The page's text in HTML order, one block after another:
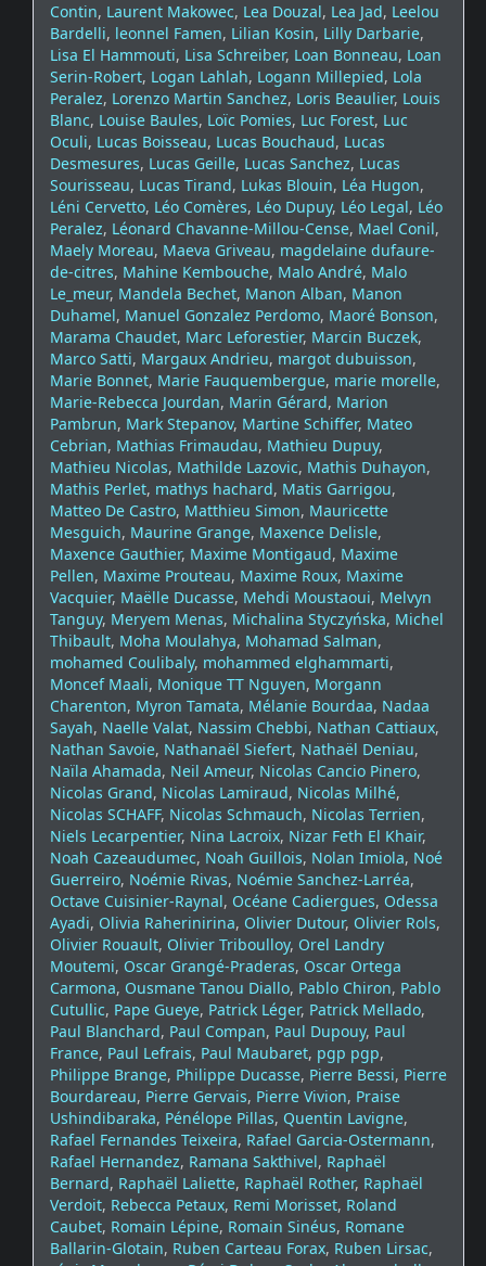
Contin, Laurent Makowec, Lea Douzal, Lea Jad, Leelou
Bardelli, leonnel Famen, Lilian Kosin, Lilly Darbarie,
Lisa El Hammouti, Lisa Schreiber, Loan Bonneau, Loan
Serin-Robert, Logan Lahlah, Logann Millepied, Lola
Peralez, Lorenzo Martin Sanchez, Loris Beaulier, Louis
Blanc, Louise Baules, Loïc Pomies, Luc Forest, Luc
Oculi, Lucas Boisseau, Lucas Bouchaud, Lucas
Desmesures, Lucas Geille, Lucas Sanchez, Lucas
Sourisseau, Lucas Tirand, Lukas Blouin, Léa Hugon,
Léni Cervetto, Léo Comères, Léo Dupuy, Léo Legal, Léo
Peralez, Léonard Chavanne-Millou-Cense, Mael Conil,
Maely Moreau, Maeva Griveau, magdelaine dufaure-
de-citres, Mahine Kembouche, Malo André, Malo
Le_meur, Mandela Bechet, Manon Alban, Manon
Duhamel, Manuel Gonzalez Perdomo, Maoré Bonson,
Marama Chaudet, Marc Leforestier, Marcin Buczek,
Marco Satti, Margaux Andrieu, margot dubuisson,
Marie Bonnet, Marie Fauquembergue, marie morelle,
Marie-Rebecca Jourdan, Marin Gérard, Marion
Pambrun, Mark Stepanov, Martine Schiffer, Mateo
Cebrian, Mathias Frimaudau, Mathieu Dupuy,
Mathieu Nicolas, Mathilde Lazovic, Mathis Duhayon,
Mathis Perlet, mathys hachard, Matis Garrigou,
Matteo De Castro, Matthieu Simon, Mauricette
Mesguich, Maurine Grange, Maxence Delisle,
Maxence Gauthier, Maxime Montigaud, Maxime
Pellen, Maxime Prouteau, Maxime Roux, Maxime
Vacquier, Maëlle Ducasse, Mehdi Moustaoui, Melvyn
Tanguy, Meryem Menas, Michalina Styczyńska, Michel
Thibault, Moha Moulahya, Mohamad Salman,
mohamed Coulibaly, mohammed elghammarti,
Moncef Maali, Monique TT Nguyen, Morgann
Charenton, Myron Tamata, Mélanie Bourdaa, Nadaa
Sayah, Naelle Valat, Nassim Chebbi, Nathan Cattiaux,
Nathan Savoie, Nathanaël Siefert, Nathaël Deniau,
Naïla Ahamada, Neil Ameur, Nicolas Cancio Pinero,
Nicolas Grand, Nicolas Lamiraud, Nicolas Milhé,
Nicolas SCHAFF, Nicolas Schmauch, Nicolas Terrien,
Niels Lecarpentier, Nina Lacroix, Nizar Feth El Khair,
Noah Cazeaudumec, Noah Guillois, Nolan Imiola, Noé
Guerreiro, Noémie Rivas, Noémie Sanchez-Larréa,
Octave Cuisinier‑Raynal, Océane Cadiergues, Odessa
Ayadi, Olivia Raherinirina, Olivier Dutour, Olivier Rols,
Olivier Rouault, Olivier Triboulloy, Orel Landry
Moutemi, Oscar Grangé-Praderas, Oscar Ortega
Carmona, Ousmane Tanou Diallo, Pablo Chiron, Pablo
Cutullic, Pape Gueye, Patrick Léger, Patrick Mellado,
Paul Blanchard, Paul Compan, Paul Dupouy, Paul
France, Paul Lefrais, Paul Maubaret, pgp pgp,
Philippe Brange, Philippe Ducasse, Pierre Bessi, Pierre
Bourdareau, Pierre Gervais, Pierre Vivion, Praise
Ushindibaraka, Pénélope Pillas, Quentin Lavigne,
Rafael Fernandes Teixeira, Rafael Garcia-Ostermann,
Rafael Hernandez, Ramana Sakthivel, Raphaël
Bernard, Raphaël Laliette, Raphaël Rother, Raphaël
Verdoit, Rebecca Petaux, Remi Morisset, Roland
Caubet, Romain Lépine, Romain Sinéus, Romane
Ballarin-Glotain, Ruben Carteau Forax, Ruben Lirsac,